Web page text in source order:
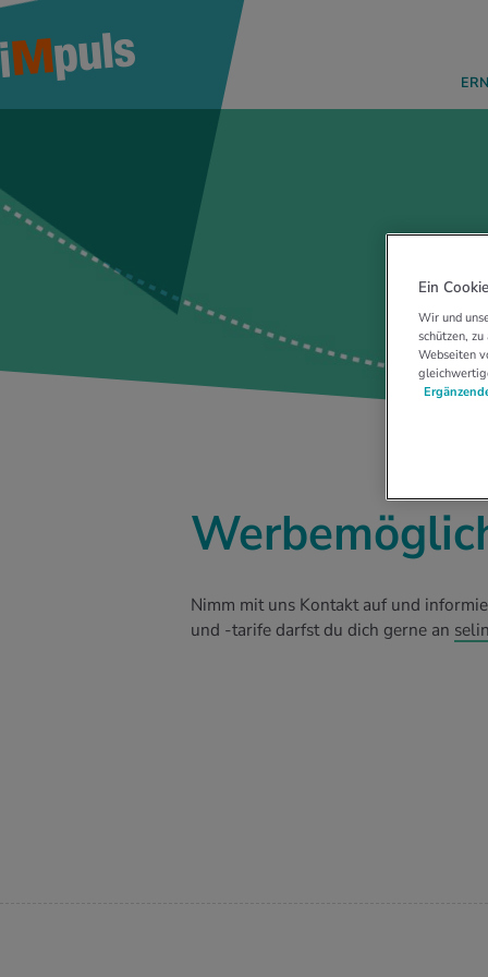
Nimm mit uns Kontakt auf und
und -tarife darfst du dich gerne an
Ein
Wir und
schützen,
Webseiten